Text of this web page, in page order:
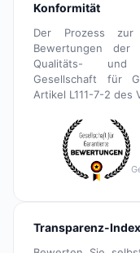
Konformität
Der Prozess zur
Bewertungen der
Qualitäts- und
Gesellschaft für
Artikel L111-7-2 des
Transparenz-Index